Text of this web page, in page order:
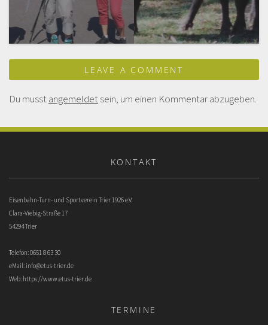
LEAVE A COMMENT
Du musstangemeldetsein, um einen Kommentar abzugeben.
KONTAKT
Eisenbahn-Turn- und Sportverein Trier 1926 e.V.
Clara-Viebig-Straße 17
54294 Trier
Telefon: 0651 8 63 30
eMail: info@etus-trier.de
Web: https://www.etus-trier.de
TERMINE